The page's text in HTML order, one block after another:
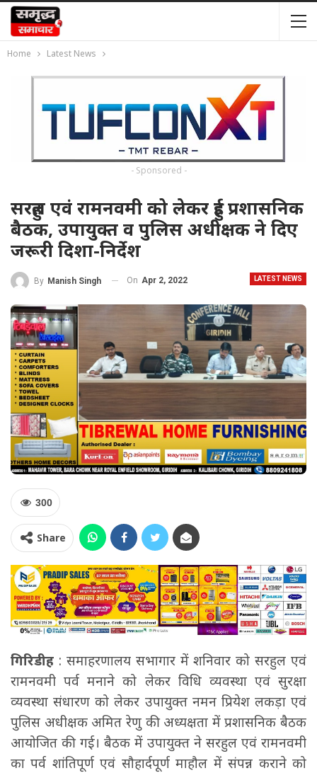
Home Latest News
- Sponsored -
सरहुल एवं रामनवमी को लेकर हुई प्रशासनिक
बैठक, उपायुक्त व पुलिस अधीक्षक ने दिए
जरूरी दिशा-निर्देश
LATEST NEWS
By Manish Singh On Apr 2, 2022
300
Share
गिरिडीह : समाहरणालय सभागार में शनिवार को सरहुल एवं
रामनवमी पर्व मनाने को लेकर विधि व्यवस्था एवं सुरक्षा
व्यवस्था संधारण को लेकर उपायुक्त नमन प्रियेश लकड़ा एवं
पुलिस अधीक्षक अमित रेणु की अध्यक्षता में प्रशासनिक बैठक
आयोजित की गई। बैठक में उपायुक्त ने सरहुल एवं रामनवमी
का पर्व शांतिपूर्ण एवं सौहार्दपूर्ण माहौल में संपन्न कराने को